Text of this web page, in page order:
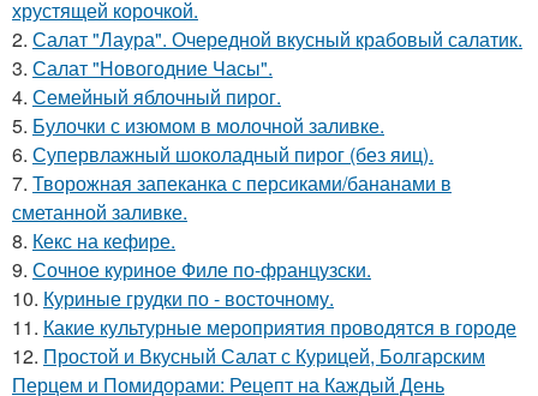
хрустящей корочкой.
2. Салат "Лаура". Очередной вкусный крабовый салатик.
3. Салат "Новогодние Часы".
4. Семейный яблочный пирог.
5. Булочки с изюмом в молочной заливке.
6. Супервлажный шоколадный пирог (без яиц).
7. Творожная запеканка с персиками/бананами в
сметанной заливке.
8. Кекс на кефире.
9. Сочное куриное Филе по-французски.
10. Куриные грудки по - восточному.
11. Какие культурные мероприятия проводятся в городе
12. Простой и Вкусный Салат с Курицей, Болгарским
Перцем и Помидорами: Рецепт на Каждый День